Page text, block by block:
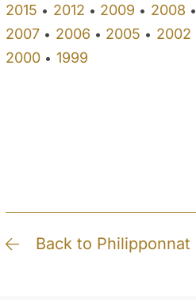
2015 • 2012 • 2009 • 2008 •
2007 • 2006 • 2005 • 2002
2000 • 1999
Back to Philipponnat